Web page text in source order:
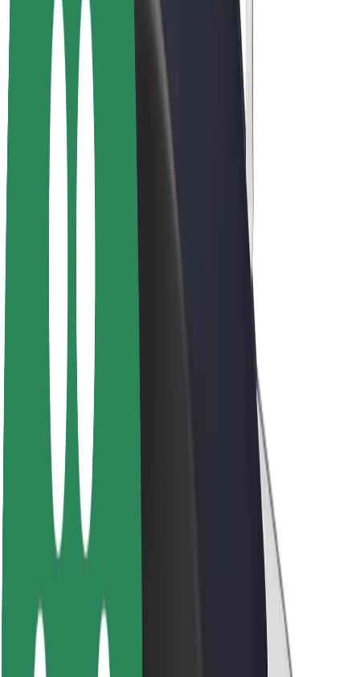
Bolt Plus
Zasluži z Bolt
Vozniki
Zaslužki za voznike
Dostavljavci
Zaslužki za dostavljavce
Ponudniki Bolt Food
Trajnost pri Boltu
Projekt Zero
Blog
Novinarsko središče
Smernice blagovne znamke
Poslanstvo
Odnosi z vlagatelji
Vodstvo
Mediji
Urban Fund
Varnost